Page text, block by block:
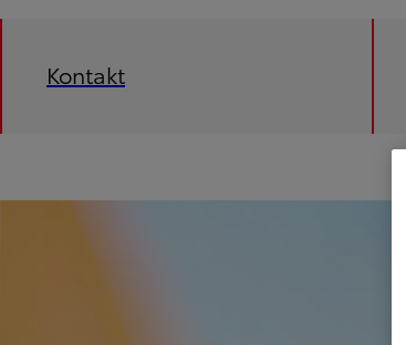
Kontakt